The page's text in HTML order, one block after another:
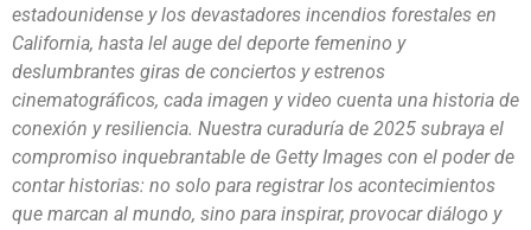
estadounidense y los devastadores incendios forestales en
California, hasta lel auge del deporte femenino y
deslumbrantes giras de conciertos y estrenos
cinematográficos, cada imagen y video cuenta una historia de
conexión y resiliencia. Nuestra curaduría de 2025 subraya el
compromiso inquebrantable de Getty Images con el poder de
contar historias: no solo para registrar los acontecimientos
que marcan al mundo, sino para inspirar, provocar diálogo y